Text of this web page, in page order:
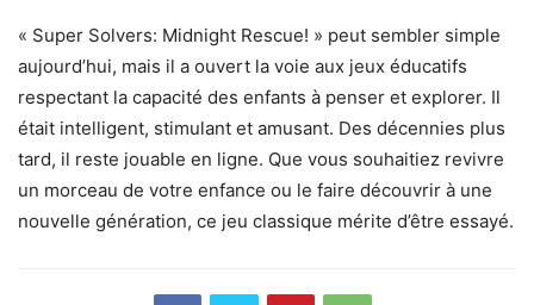
« Super Solvers: Midnight Rescue! » peut sembler simple
aujourd’hui, mais il a ouvert la voie aux jeux éducatifs
respectant la capacité des enfants à penser et explorer. Il
était intelligent, stimulant et amusant. Des décennies plus
tard, il reste jouable en ligne. Que vous souhaitiez revivre
un morceau de votre enfance ou le faire découvrir à une
nouvelle génération, ce jeu classique mérite d’être essayé.